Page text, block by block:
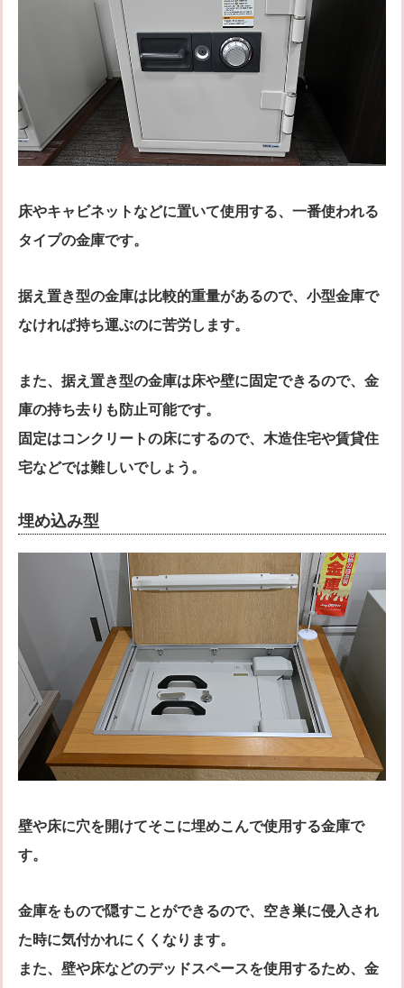
床やキャビネットなどに置いて使用する、一番使われる
タイプの金庫です。
据え置き型の金庫は比較的重量があるので、小型金庫で
なければ持ち運ぶのに苦労します。
また、据え置き型の金庫は床や壁に固定できるので、金
庫の持ち去りも防止可能です。
固定はコンクリートの床にするので、木造住宅や賃貸住
宅などでは難しいでしょう。
埋め込み型
壁や床に穴を開けてそこに埋めこんで使用する金庫で
す。
金庫をもので隠すことができるので、空き巣に侵入され
た時に気付かれにくくなります。
また、壁や床などのデッドスペースを使用するため、金